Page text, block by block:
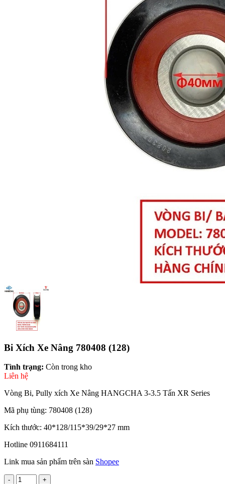
Bi Xích Xe Nâng 780408 (128)
Tình trạng: Còn trong kho
Liên hệ
Vòng Bi, Pully xích Xe Nâng HANGCHA 3-3.5 Tấn XR Series
Mã phụ tùng: 780408 (128)
Kích thước: 40*128/115*39/29*27 mm
Hotline 0911684111
Link mua sản phẩm trên sàn Shopee
-
+